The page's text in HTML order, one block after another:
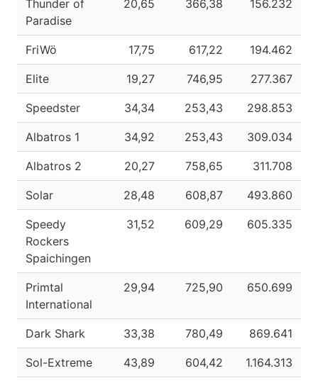
Thunder of
Paradise
20,65 366,38 156.232
FriWö 17,75 617,22 194.462
Elite 19,27 746,95 277.367
Speedster 34,34 253,43 298.853
Albatros 1 34,92 253,43 309.034
Albatros 2 20,27 758,65 311.708
Solar 28,48 608,87 493.860
Speedy
Rockers
Spaichingen
31,52 609,29 605.335
Primtal
International
29,94 725,90 650.699
Dark Shark 33,38 780,49 869.641
Sol-Extreme 43,89 604,42 1.164.313